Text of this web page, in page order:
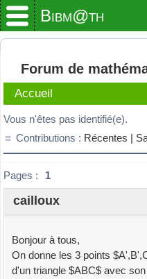
Bibm@th
Forum de
Accueil
Vous n'êtes pas identifié(e).
Contributions : Récentes |
Pages : 1
cailloux
Bonjour à tous,
On donne les 3 points
d'un triangle $ABC$ avec